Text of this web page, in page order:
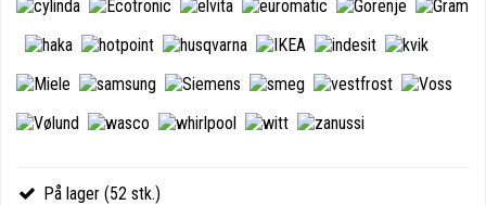
På lager (52 stk.)